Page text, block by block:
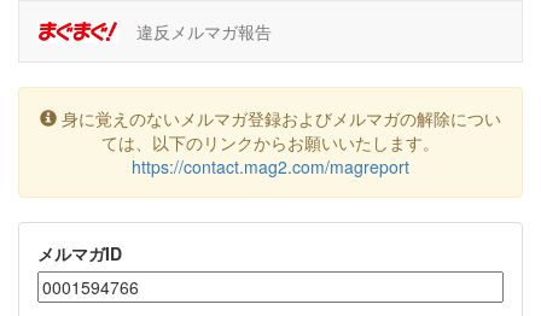
違反メルマガ報告
身に覚えのないメルマガ登録およびメルマガの解除につい
ては、以下のリンクからお願いいたします。
https://contact.mag2.com/magreport
メルマガID